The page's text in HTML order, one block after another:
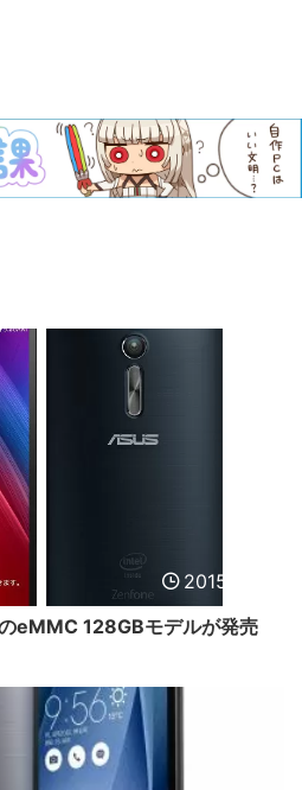
2015/7/16
eMMC 128GBモデルが発売